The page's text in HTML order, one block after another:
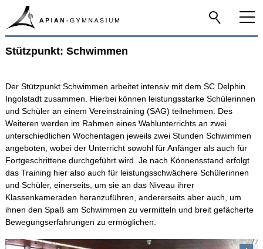
Home
Das Apian
Allgemeines
Namensgeber
Audioguide
Statistik und Bauentwicklung
Seminarschule
Stützpunkt: Schwimmen
Der Stützpunkt Schwimmen arbeitet intensiv mit dem SC Delphin
Ingolstadt zusammen. Hierbei können leistungsstarke Schülerinnen
und Schüler an einem Vereinstraining (SAG) teilnehmen. Des
Weiteren werden im Rahmen eines Wahlunterrichts an zwei
unterschiedlichen Wochentagen jeweils zwei Stunden Schwimmen
angeboten, wobei der Unterricht sowohl für Anfänger als auch für
Fortgeschrittene durchgeführt wird. Je nach Könnensstand erfolgt
das Training hier also auch für leistungsschwächere Schülerinnen
und Schüler, einerseits, um sie an das Niveau ihrer
Klassenkameraden heranzuführen, andererseits aber auch, um
ihnen den Spaß am Schwimmen zu vermitteln und breit gefächerte
Bewegungserfahrungen zu ermöglichen.